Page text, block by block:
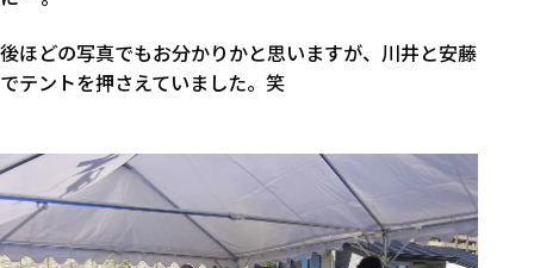
後ほどの写真でもお分かりかと思いますが、川井と安藤
でテントを押さえていました。笑